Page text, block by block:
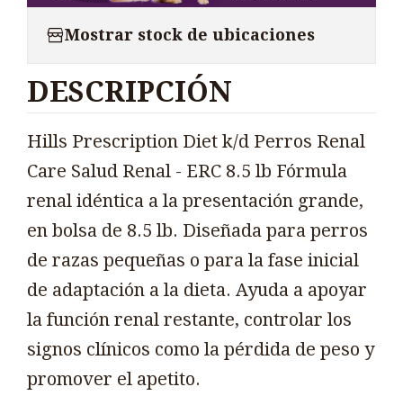
Mostrar stock de ubicaciones
DESCRIPCIÓN
Hills Prescription Diet k/d Perros Renal
Care Salud Renal - ERC 8.5 lb Fórmula
renal idéntica a la presentación grande,
en bolsa de 8.5 lb. Diseñada para perros
de razas pequeñas o para la fase inicial
de adaptación a la dieta. Ayuda a apoyar
la función renal restante, controlar los
signos clínicos como la pérdida de peso y
promover el apetito.